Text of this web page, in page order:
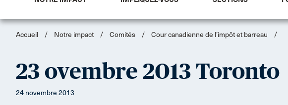
Accueil / Notre impact / Comités / Cour canadienne de l’impôt et barreau /
23 ovembre 2013 Toronto
24 novembre 2013